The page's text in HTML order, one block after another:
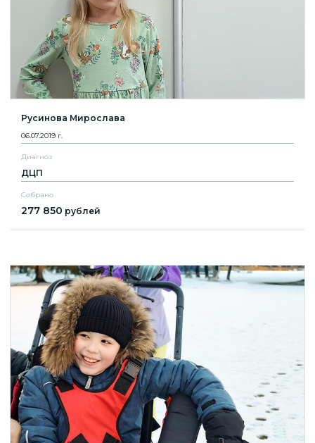
Русинова Мирослава
06.07.2019 г.
Диагноз
ДЦП
Собрано
277 850 рублей